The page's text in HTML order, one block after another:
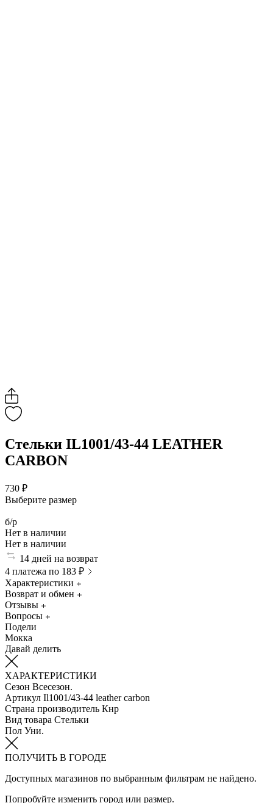
Стельки IL1001/43-44 LEATHER
CARBON
730 ₽
Выберите размер
б/р
Нет в наличии
Нет в наличии
14 дней на возврат
4 платежа по 183 ₽
Характеристики
Возврат и обмен
Отзывы
Вопросы
Подели
Мокка
Давай делить
ХАРАКТЕРИСТИКИ
Сезон Всесезон.
Артикул Il1001/43-44 leather carbon
Страна производитель Кнр
Вид товара Стельки
Пол Уни.
ПОЛУЧИТЬ В ГОРОДЕ
Доступных магазинов по выбранным фильтрам не найдено.
Попробуйте изменить город или размер.